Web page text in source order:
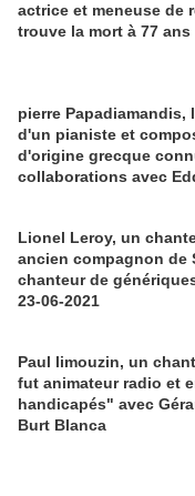
actrice et meneuse de
trouve la mort à 77 ans
pierre Papadiamandis,
d'un pianiste et
d'origine grecque
collaborations avec
Lionel Leroy, un
ancien compagnon de
chanteur de
23-06-2021
Paul limouzin, un
fut animateur radio et
handicapés" avec
Burt Blanca